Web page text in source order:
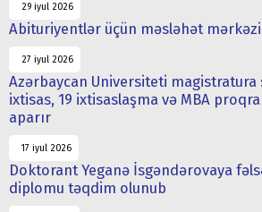
29 iyul 2026
Abituriyentlər üçün məsləhət mərkəzi
27 iyul 2026
Azərbaycan Universiteti magistratura
ixtisas, 19 ixtisaslaşma və MBA
aparır
17 iyul 2026
Doktorant Yeganə İsgəndərovaya
diplomu təqdim olunub